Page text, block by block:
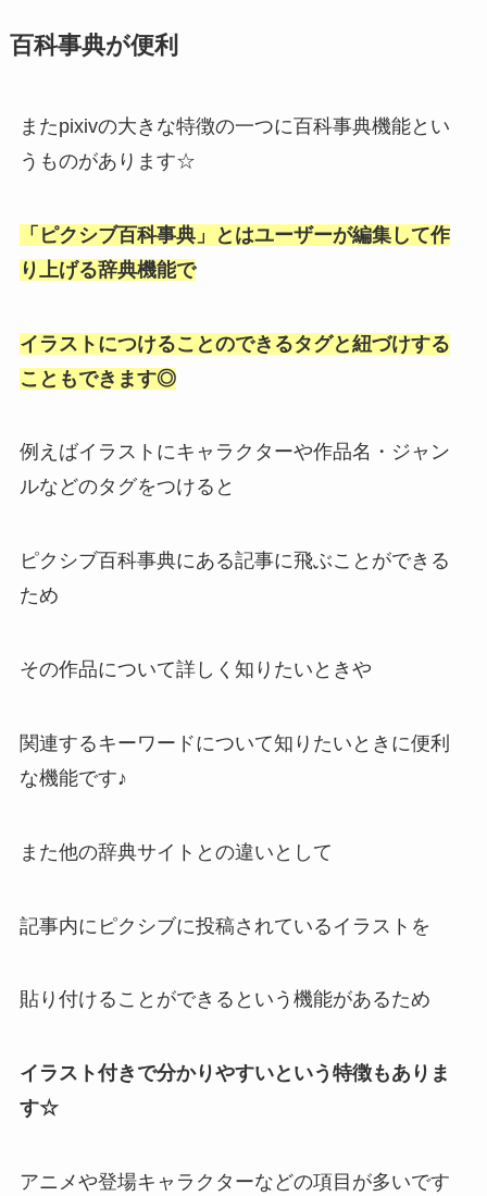
百科事典が便利
またpixivの大きな特徴の一つに百科事典機能とい
うものがあります☆
「ピクシブ百科事典」とはユーザーが編集して作
り上げる辞典機能で
イラストにつけることのできるタグと紐づけする
こともできます◎
例えばイラストにキャラクターや作品名・ジャン
ルなどのタグをつけると
ピクシブ百科事典にある記事に飛ぶことができる
ため
その作品について詳しく知りたいときや
関連するキーワードについて知りたいときに便利
な機能です♪
また他の辞典サイトとの違いとして
記事内にピクシブに投稿されているイラストを
貼り付けることができるという機能があるため
イラスト付きで分かりやすいという特徴もありま
す☆
アニメや登場キャラクターなどの項目が多いです